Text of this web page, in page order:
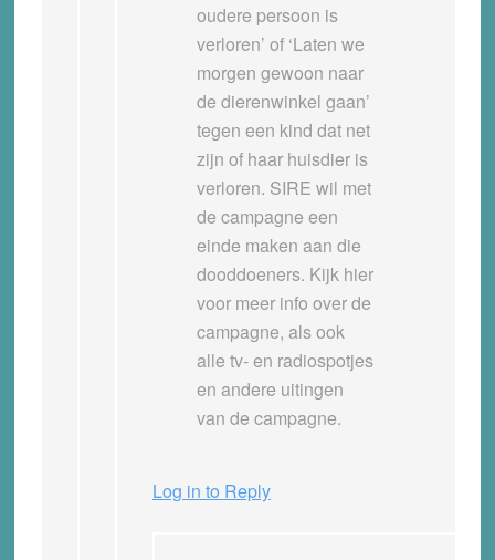
oudere persoon is
verloren’ of ‘Laten we
morgen gewoon naar
de dierenwinkel gaan’
tegen een kind dat net
zijn of haar huisdier is
verloren. SIRE wil met
de campagne een
einde maken aan die
dooddoeners. Kijk hier
voor meer info over de
campagne, als ook
alle tv- en radiospotjes
en andere uitingen
van de campagne.
Log in to Reply